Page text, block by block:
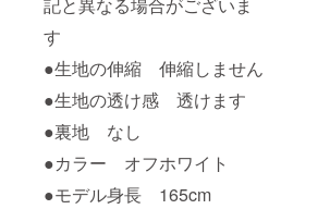
す
●生地の伸縮 伸縮しません
●生地の透け感 透けます
●裏地 なし
●カラー オフホワイト
●モデル身長 165cm